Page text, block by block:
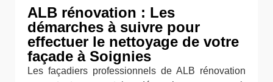
ALB rénovation : Les
démarches à suivre pour
effectuer le nettoyage de votre
façade à Soignies
Les façadiers professionnels de ALB rénovation